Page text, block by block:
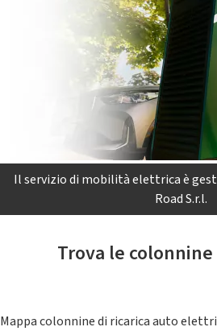
Il servizio di mobilità elettrica è
Road S.r.l.
Trova le
Mappa colonnine di ricarica auto